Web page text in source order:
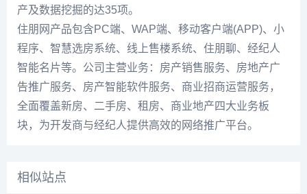
产及数据挖掘的达35项。
住朋网产品包含PC端、WAP端、移动客户端(APP)、小
程序、智慧选房系统、线上售楼系统、住朋聊、经纪人
智能名片等。公司主营业务：房产销售服务、房地产广
告推广服务、房产智能软件服务、商业招商运营服务，
全面覆盖新房、二手房、租房、商业地产四大业务板
块，为开发商与经纪人提供高效的网络推广平台。
相似站点